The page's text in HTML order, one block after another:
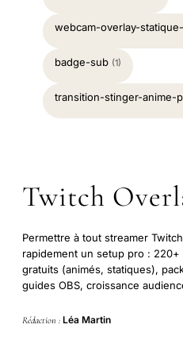
webcam-overlay-
badge-sub (1)
transition-stinger-anime-
Twitch
Permettre à tout streamer
rapidement un setup pro : 220+
gratuits (animés, statiques),
guides OBS, croissance
Rédaction : Léa Martin